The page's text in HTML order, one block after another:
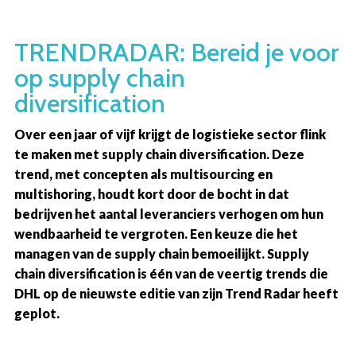
naar
de
inhoud
gaan
TRENDRADAR: Bereid je voor
op supply chain
diversification
Over een jaar of vijf krijgt de logistieke sector flink
te maken met supply chain diversification. Deze
trend, met concepten als multisourcing en
multishoring, houdt kort door de bocht in dat
bedrijven het aantal leveranciers verhogen om hun
wendbaarheid te vergroten. Een keuze die het
managen van de supply chain bemoeilijkt. Supply
chain diversification is één van de veertig trends die
DHL op de nieuwste editie van zijn Trend Radar heeft
geplot.